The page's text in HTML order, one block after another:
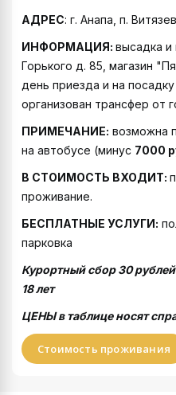
АДРЕС: г. Анапа, п.
ИНФОРМАЦИЯ: высадка и
Горького д. 85, магазин
день приезда и на
организован трансфер от
ПРИМЕЧАНИЕ: возможна
на автобусе (минус 7000
В СТОИМОСТЬ ВХОДИТ:
проживание.
БЕСПЛАТНЫЕ УСЛУГИ:
парковка
Курортный сбор 30
18 лет
ЦЕНЫ в таблице носят
Стоимость проживания